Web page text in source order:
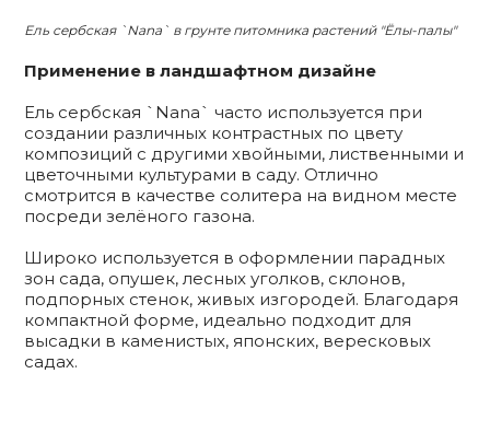
Ель сербская `Nana` в грунте питомника растений "Ёлы-палы"
Применение в ландшафтном дизайне
Ель сербская `Nana` часто используется при
создании различных контрастных по цвету
композиций с другими хвойными, лиственными и
цветочными культурами в саду. Отлично
смотрится в качестве солитера на видном месте
посреди зелёного газона.
Широко используется в оформлении парадных
зон сада, опушек, лесных уголков, склонов,
подпорных стенок, живых изгородей. Благодаря
компактной форме, идеально подходит для
высадки в каменистых, японских, вересковых
садах.